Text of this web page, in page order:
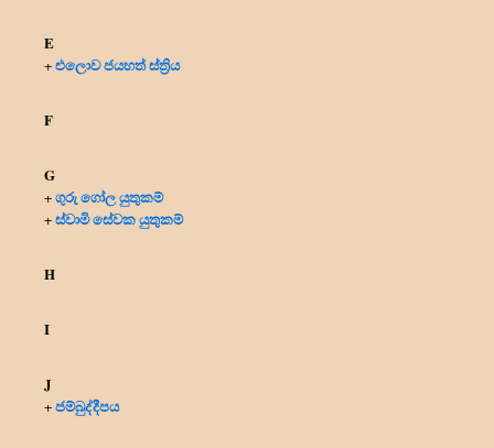
E
+එලොව ජයහත් ස්ත්‍රිය
F
G
+ගුරු ගෝල යුතුකම්
+ස්වාමි සේවක යුතුකම්
H
I
J
+ජම්බුද්දීපය